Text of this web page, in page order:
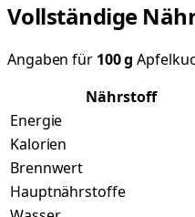
Vollständige
Angaben für 100g
Nährstoff
Energie
Kalorien
Brennwert
Hauptnährstoffe